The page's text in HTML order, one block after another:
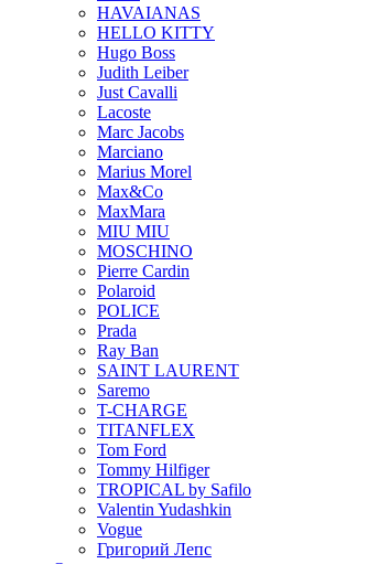
HAVAIANAS
HELLO KITTY
Hugo Boss
Judith Leiber
Just Cavalli
Lacoste
Marc Jacobs
Marciano
Marius Morel
Max&Co
MaxMara
MIU MIU
MOSCHINO
Pierre Cardin
Polaroid
POLICE
Prada
Ray Ban
SAINT LAURENT
Saremo
T-CHARGE
TITANFLEX
Tom Ford
Tommy Hilfiger
TROPICAL by Safilo
Valentin Yudashkin
Vogue
Григорий Лепс